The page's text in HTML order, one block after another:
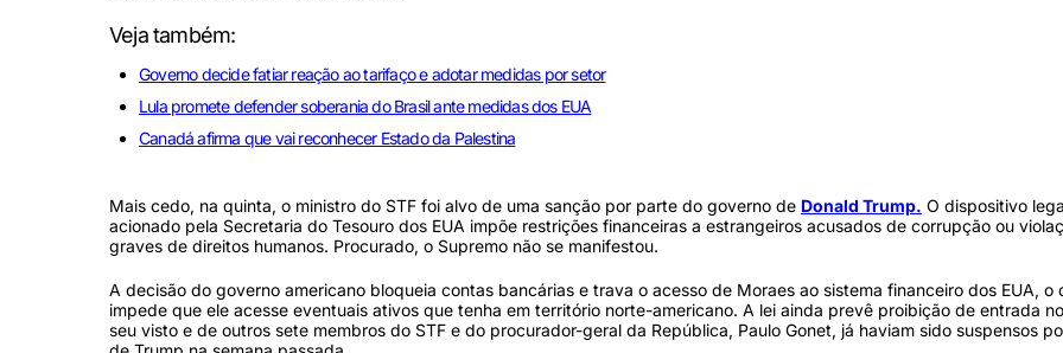
Veja também:
Governo decide fatiar reação ao tarifaço e adotar medidas por setor
Lula promete defender soberania do Brasil ante medidas dos EUA
Canadá afirma que vai reconhecer Estado da Palestina
Mais cedo, na quinta, o ministro do STF foi alvo de uma sanção por parte do governo de Donald Trump. O dispositivo
acionado pela Secretaria do Tesouro dos EUA impõe restrições financeiras a estrangeiros acusados de corrupção ou
graves de direitos humanos. Procurado, o Supremo não se manifestou.
A decisão do governo americano bloqueia contas bancárias e trava o acesso de Moraes ao sistema financeiro dos EUA, o
impede que ele acesse eventuais ativos que tenha em território norte-americano. A lei ainda prevê proibição de entrada
seu visto e de outros sete membros do STF e do procurador-geral da República, Paulo Gonet, já haviam sido suspensos